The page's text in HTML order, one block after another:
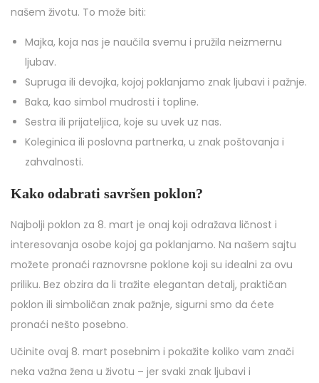
našem životu. To može biti:
Majka, koja nas je naučila svemu i pružila neizmernu
ljubav.
Supruga ili devojka, kojoj poklanjamo znak ljubavi i pažnje.
Baka, kao simbol mudrosti i topline.
Sestra ili prijateljica, koje su uvek uz nas.
Koleginica ili poslovna partnerka, u znak poštovanja i
zahvalnosti.
Kako odabrati savršen poklon?
Najbolji poklon za 8. mart je onaj koji odražava ličnost i
interesovanja osobe kojoj ga poklanjamo. Na našem sajtu
možete pronaći raznovrsne poklone koji su idealni za ovu
priliku. Bez obzira da li tražite elegantan detalj, praktičan
poklon ili simboličan znak pažnje, sigurni smo da ćete
pronaći nešto posebno.
Učinite ovaj 8. mart posebnim i pokažite koliko vam znači
neka važna žena u životu – jer svaki znak ljubavi i